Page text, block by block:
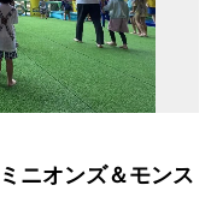
ニオンズ＆モンス